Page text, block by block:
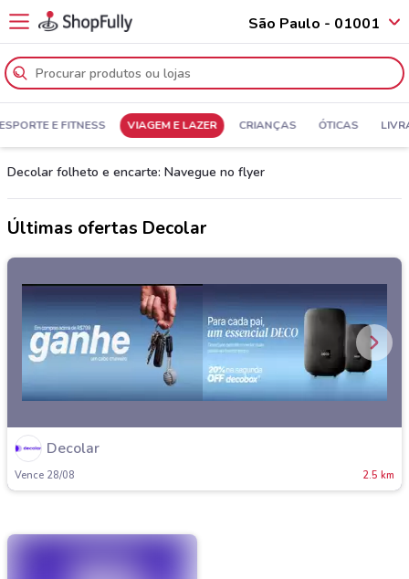
São Paulo - 01001
E FITNESS VIAGEM E LAZER CRIANÇAS ÓTICAS
Decolar folheto e encarte: Navegue no flyer
Últimas ofertas Decolar
Decolar
Vence 28/08 2.5 km